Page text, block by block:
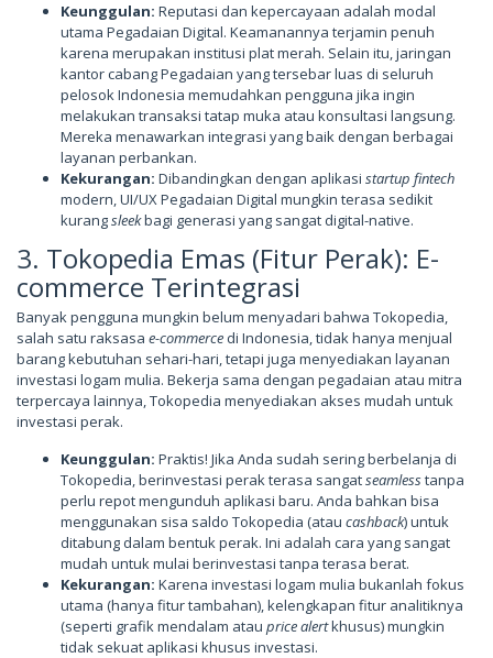
Keunggulan: Reputasi dan kepercayaan adalah modal
utama Pegadaian Digital. Keamanannya terjamin penuh
karena merupakan institusi plat merah. Selain itu, jaringan
kantor cabang Pegadaian yang tersebar luas di seluruh
pelosok Indonesia memudahkan pengguna jika ingin
melakukan transaksi tatap muka atau konsultasi langsung.
Mereka menawarkan integrasi yang baik dengan berbagai
layanan perbankan.
Kekurangan: Dibandingkan dengan aplikasi startup fintech
modern, UI/UX Pegadaian Digital mungkin terasa sedikit
kurangsleekbagi generasi yang sangat digital-native.
3. Tokopedia Emas (Fitur Perak): E-
commerce Terintegrasi
Banyak pengguna mungkin belum menyadari bahwa Tokopedia,
salah satu raksasa e-commercedi Indonesia, tidak hanya menjual
barang kebutuhan sehari-hari, tetapi juga menyediakan layanan
investasi logam mulia. Bekerja sama dengan pegadaian atau mitra
terpercaya lainnya, Tokopedia menyediakan akses mudah untuk
investasi perak.
Keunggulan: Praktis! Jika Anda sudah sering berbelanja di
Tokopedia, berinvestasi perak terasa sangatseamlesstanpa
perlu repot mengunduh aplikasi baru. Anda bahkan bisa
menggunakan sisa saldo Tokopedia (atau cashback) untuk
ditabung dalam bentuk perak. Ini adalah cara yang sangat
mudah untuk mulai berinvestasi tanpa terasa berat.
Kekurangan: Karena investasi logam mulia bukanlah fokus
utama (hanya fitur tambahan), kelengkapan fitur analitiknya
(seperti grafik mendalam atau price alertkhusus) mungkin
tidak sekuat aplikasi khusus investasi.